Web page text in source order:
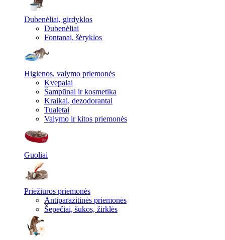
Dubenėliai, girdyklos
Dubenėliai
Fontanai, šėryklos
Higienos, valymo priemonės
Kvepalai
Šampūnai ir kosmetika
Kraikai, dezodorantai
Tualetai
Valymo ir kitos priemonės
Guoliai
Priežiūros priemonės
Antiparazitinės priemonės
Šepečiai, šukos, žirklės